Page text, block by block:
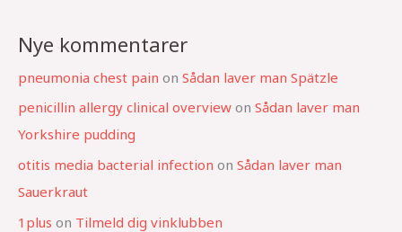
Nye kommentarer
pneumonia chest pain on Sådan laver man Spätzle
penicillin allergy clinical overview on Sådan laver man
Yorkshire pudding
otitis media bacterial infection on Sådan laver man
Sauerkraut
1plus on Tilmeld dig vinklubben